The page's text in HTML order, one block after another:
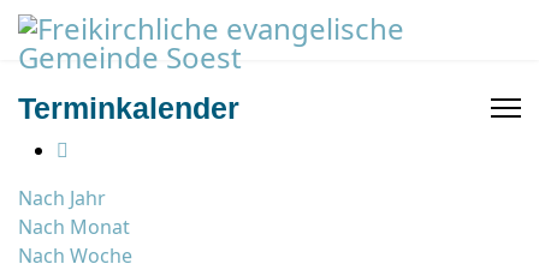
Terminkalender
Nach Jahr
Nach Monat
Nach Woche